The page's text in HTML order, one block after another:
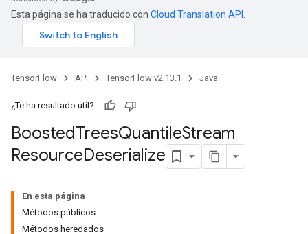
Esta página se ha traducido con Cloud Translation API
TensorFlow API TensorFlow v2.13.1 Java
¿Te ha resultado útil?
BoostedTreesQuantileStream
ResourceDeserialize
En esta página
Métodos públicos
Métodos heredados